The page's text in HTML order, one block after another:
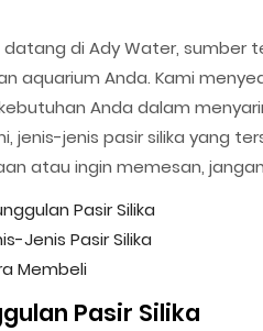
di Ady Water, sumber
aquarium Anda. Kami
Anda dalam
jenis-jenis pasir silika yang
atau ingin memesan,
Pasir Silika
Jenis Pasir Silika
Membeli
Pasir Silika